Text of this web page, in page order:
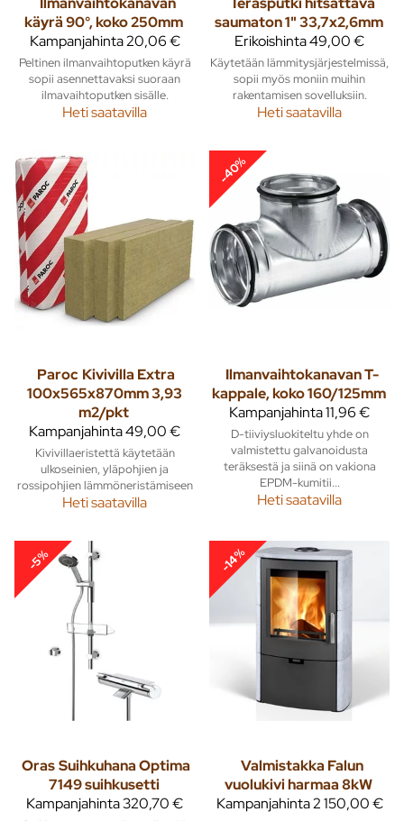
käyrä 90°, koko 250mm
Kampanjahinta20,06 €
Peltinen ilmanvaihtoputken käyrä
sopii asennettavaksi suoraan
ilmavaihtoputken sisälle.
Heti saatavilla
saumaton 1" 33,7x2,6mm
Erikoishinta49,00 €
Käytetään lämmitysjärjestelmissä,
sopii myös moniin muihin
rakentamisen sovelluksiin.
Heti saatavilla
Paroc Kivivilla Extra
100x565x870mm 3,93
m2/pkt
Kampanjahinta49,00 €
Kivivillaeristettä käytetään
ulkoseinien, yläpohjien ja
rossipohjien lämmöneristämiseen
Heti saatavilla
-40%
Ilmanvaihtokanavan T-
kappale, koko 160/125mm
Kampanjahinta11,96 €
D-tiiviysluokiteltu yhde on
valmistettu galvanoidusta
teräksestä ja siinä on vakiona
EPDM-kumitii...
Heti saatavilla
-5%
Oras Suihkuhana Optima
7149 suihkusetti
Kampanjahinta320,70 €
-14%
Valmistakka Falun
vuolukivi harmaa 8kW
Kampanjahinta2 150,00 €